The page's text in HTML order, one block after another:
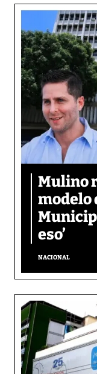
Mulino
modelo
eso’
NACIONAL